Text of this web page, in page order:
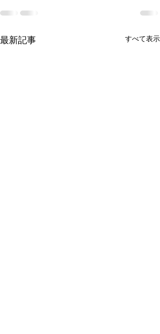
最新記事 すべて表示